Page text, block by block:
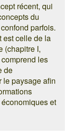
récent, qui
du
parfois.
est celle de la
(chapitre I,
comprend les
de
le paysage afin
et